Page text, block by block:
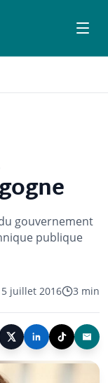
gouvernement
publique
juillet 2016 3 min